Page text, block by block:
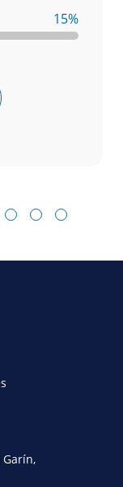
15%
8 9 10
Garín,